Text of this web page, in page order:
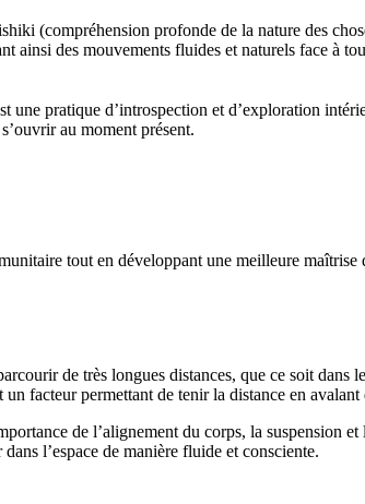
(compréhension profonde de la nature des
ainsi des mouvements fluides et naturels face à
pratique d’introspection et d’exploration
au moment présent.
tout en développant une meilleure maîtrise
de très longues distances, que ce soit
facteur permettant de tenir la distance en avalant
de l’alignement du corps, la suspension
l’espace de manière fluide et consciente.